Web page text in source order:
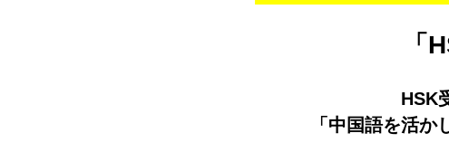
「
HSK
「中国語を活